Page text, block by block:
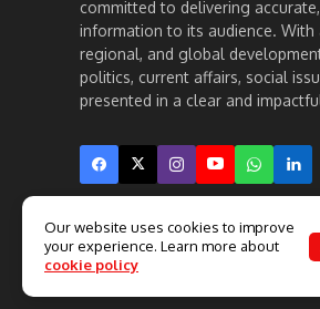
committed to delivering
information to its audience. With
regional, and global
politics, current affairs, social
presented in a clear and
Our website uses cookies to improve
your experience. Learn more about
cookie policy